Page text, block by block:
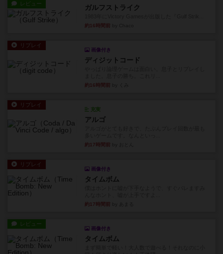
レビュー ガルフストライク
約16時間前
リプレイ
画像付き
ディジットコード
約16時間前
リプレイ
充実
アルゴ
約17時間前
リプレイ
画像付き
タイムボム
約17時間前
レビュー
画像付き
タイムボム